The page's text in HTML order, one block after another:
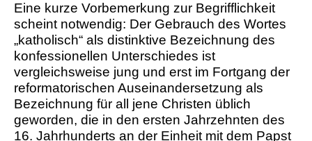
Eine kurze Vorbemerkung zur Begrifflichkeit
scheint notwendig: Der Gebrauch des Wortes
„katholisch“ als distinktive Bezeichnung des
konfessionellen Unterschiedes ist
vergleichsweise jung und erst im Fortgang der
reformatorischen Auseinandersetzung als
Bezeichnung für all jene Christen üblich
geworden, die in den ersten Jahrzehnten des
16. Jahrhunderts an der Einheit mit dem Papst